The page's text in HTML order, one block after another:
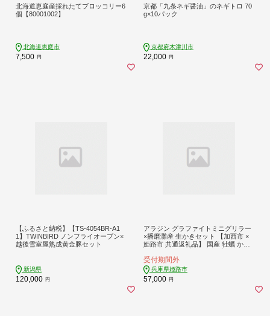
北海道恵庭産採れたてブロッコリー6
個【80001002】
北海道恵庭市
7,500 円
京都「九条ネギ醤油」のネギトロ 70
g×10パック
京都府木津川市
22,000 円
【ふるさと納税】【TS-4054BR-A1
1】TWINBIRD ノンフライオーブン×
越後雪室屋熟成黄金豚セット
新潟県
120,000 円
アラジン グラファイトミニグリラー
×播磨灘産 生かきセット 【加西市 ×
姫路市 共通返礼品】 国産 牡蠣 かき
ットプレート
受付期間外
兵庫県姫路市
57,000 円